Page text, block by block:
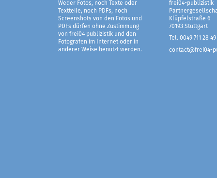
Weder Fotos, noch Texte oder
Textteile, noch PDFs, noch
Screenshots von den Fotos und
PDFs dürfen ohne Zustimmung
von frei04 publizistik und den
Fotografen im Internet oder in
anderer Weise benutzt werden.
frei04-publizistik
Klüpfelstraße 6
70193 Stuttgart
Tel. 0049 711 28 49
contact@frei04-